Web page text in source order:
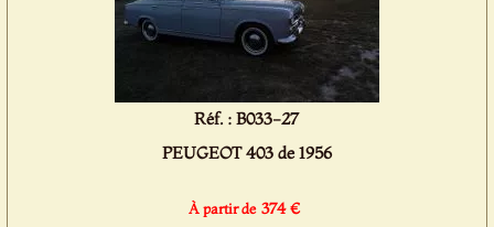
Réf. : B033-27
PEUGEOT 403 de 1956
À partir de 374 €